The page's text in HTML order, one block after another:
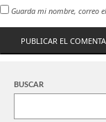
Guarda mi nombre, correo
BUSCAR